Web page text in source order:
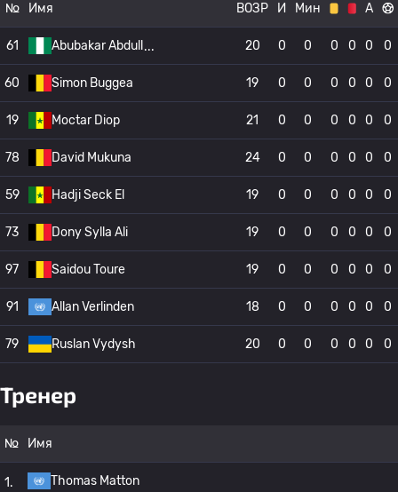
№ Имя ВОЗР И Мин А
61 Abubakar Abdull 20 0 0 0 0 0 0
60 Simon Buggea 19 0 0 0 0 0 0
19 Moctar Diop 21 0 0 0 0 0 0
78 David Mukuna 24 0 0 0 0 0 0
59 Hadji Seck El 19 0 0 0 0 0 0
73 Dony Sylla Ali 19 0 0 0 0 0 0
97 Saidou Toure 19 0 0 0 0 0 0
91 Allan Verlinden 18 0 0 0 0 0 0
79 Ruslan Vydysh 20 0 0 0 0 0 0
Тренер
№ Имя
1. Thomas Matton